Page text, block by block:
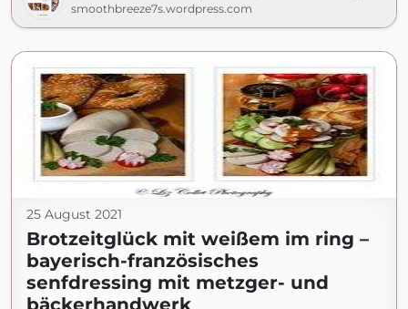
smoothbreeze7s.wordpress.com
25 August 2021
Brotzeitglück mit weißem im ring –
bayerisch-französisches
senfdressing mit metzger- und